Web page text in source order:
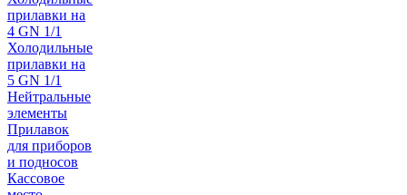
прилавки на
4 GN 1/1
Холодильные
прилавки на
5 GN 1/1
Нейтральные
элементы
Прилавок
для приборов
и подносов
Кассовое